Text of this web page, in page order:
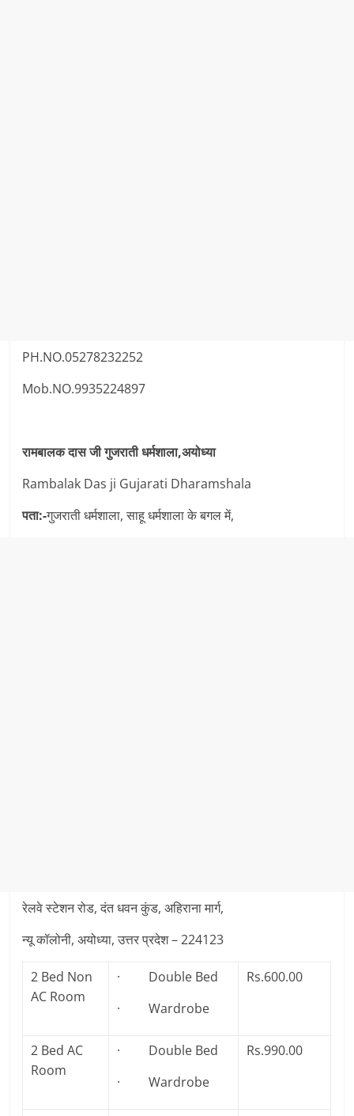
PH.NO.05278232252
Mob.NO.9935224897
रामबालक दास जी गुजराती धर्मशाला,अयोध्या
Rambalak Das ji Gujarati Dharamshala
पता:-गुजराती धर्मशाला, साहू धर्मशाला के बगल में,
रेलवे स्टेशन रोड, दंत धवन कुंड, अहिराना मार्ग,
न्यू कॉलोनी, अयोध्या, उत्तर प्रदेश – 224123
2 Bed Non
AC Room
· Double Bed
· Wardrobe
Rs.600.00
2 Bed AC
Room
· Double Bed
· Wardrobe
Rs.990.00